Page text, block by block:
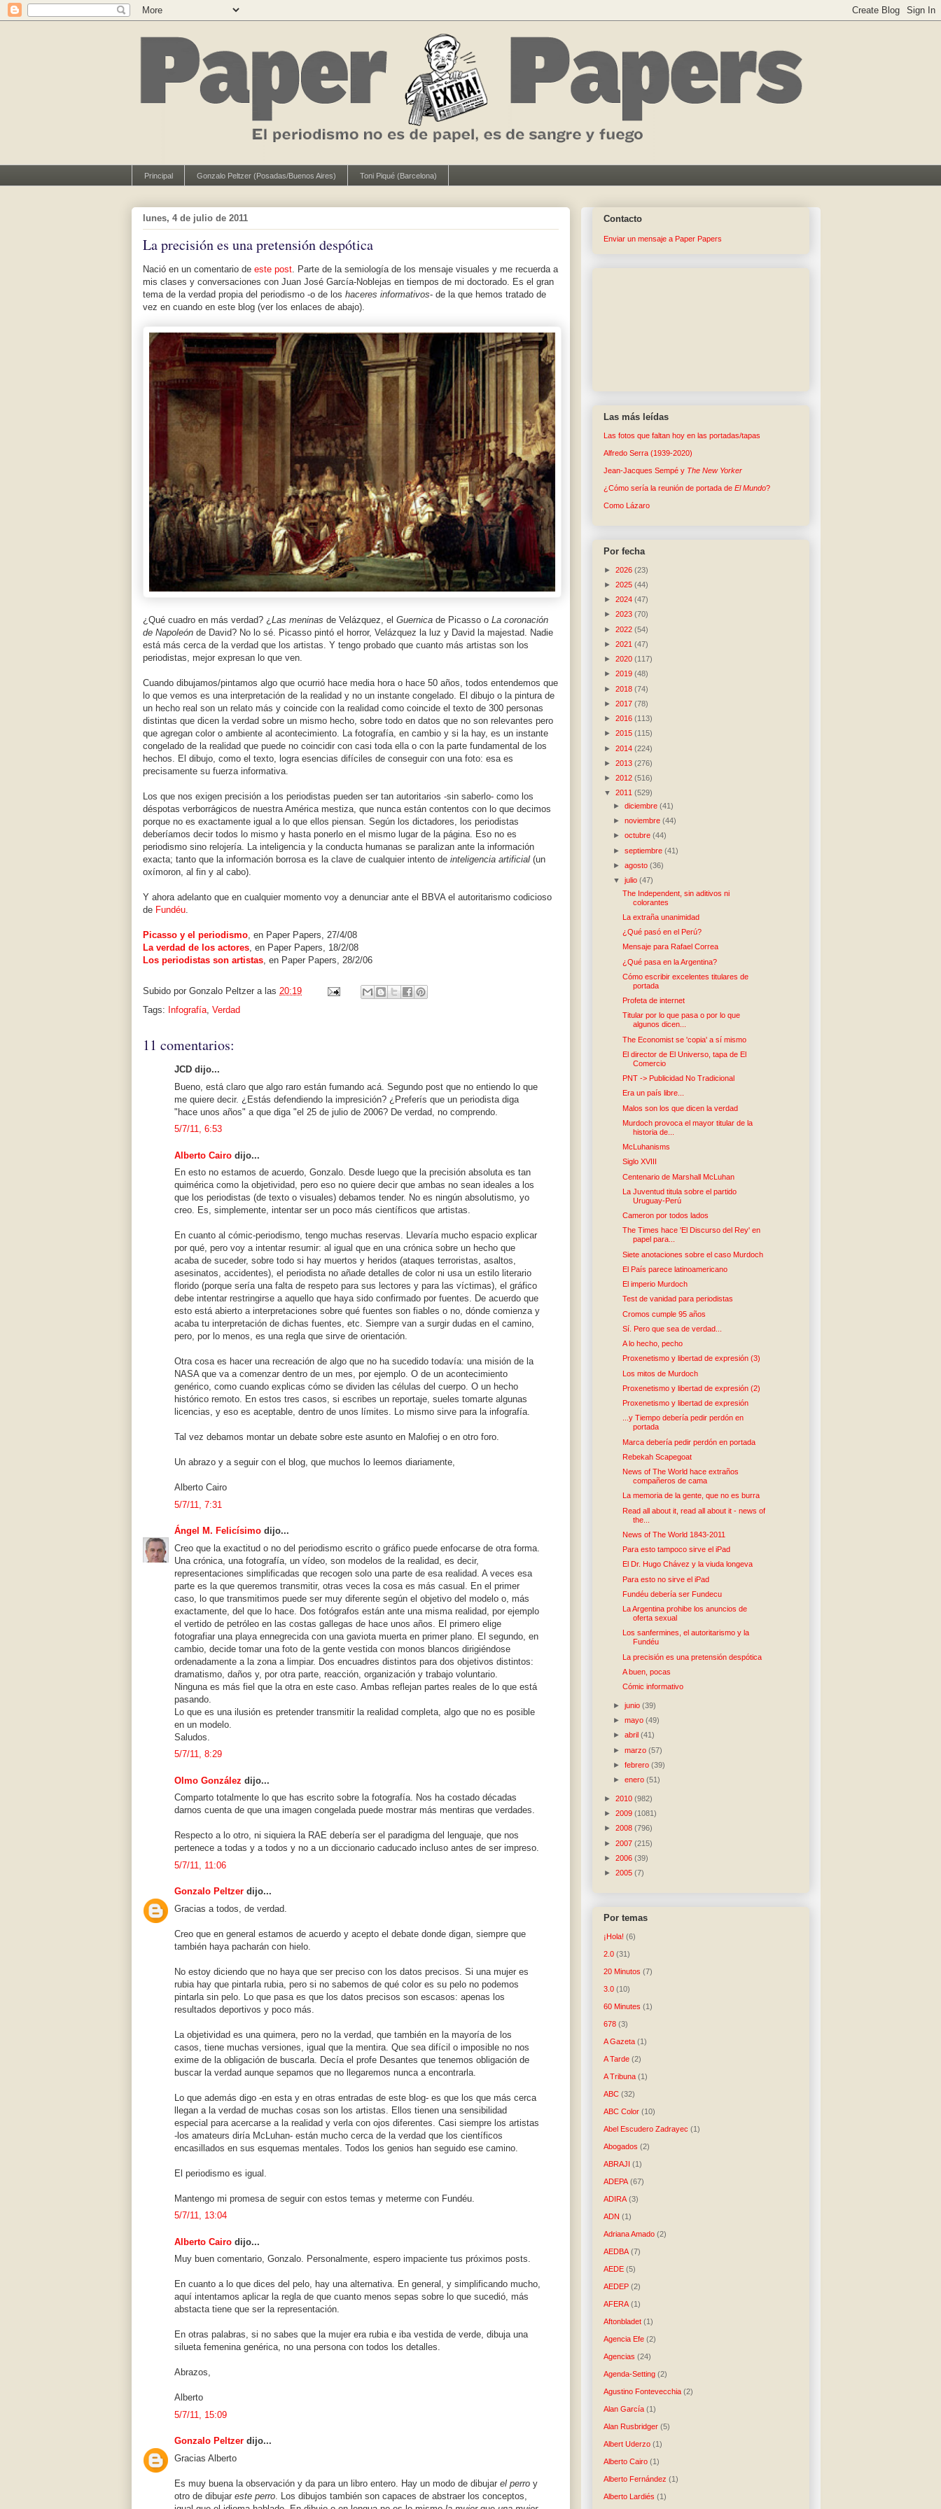
Principal Gonzalo Peltzer (Posadas/Buenos Aires) Toni Piqué (Barcelona)
lunes, 4 de julio de 2011
La precisión es una pretensión despótica
Nació en un comentario de este post. Parte de la semiología de los mensaje visuales y me recuerda a
mis clases y conversaciones con Juan José García-Noblejas en tiempos de mi doctorado. Es el gran
tema de la verdad propia del periodismo -o de los haceres informativos- de la que hemos tratado de
vez en cuando en este blog (ver los enlaces de abajo).
¿Qué cuadro en más verdad? ¿ Las meninas de Velázquez, el Guernica de Picasso o La coronación
de Napoleón de David? No lo sé. Picasso pintó el horror, Velázquez la luz y David la majestad. Nadie
está más cerca de la verdad que los artistas. Y tengo probado que cuanto más artistas son los
periodistas, mejor expresan lo que ven.
Cuando dibujamos/pintamos algo que ocurrió hace media hora o hace 50 años, todos entendemos que
lo que vemos es una interpretación de la realidad y no un instante congelado. El dibujo o la pintura de
un hecho real son un relato más y coincide con la realidad como coincide el texto de 300 personas
distintas que dicen la verdad sobre un mismo hecho, sobre todo en datos que no son relevantes pero
que agregan color o ambiente al acontecimiento. La fotografía, en cambio y si la hay, es un instante
congelado de la realidad que puede no coincidir con casi toda ella o con la parte fundamental de los
hechos. El dibujo, como el texto, logra esencias difíciles de conseguir con una foto: esa es
precisamente su fuerza informativa.
Los que nos exigen precisión a los periodistas pueden ser tan autoritarios -sin saberlo- como los
déspotas verborrágicos de nuestra América mestiza, que nunca están contentos con lo que decimos
porque no es exactamente igual a lo que ellos piensan. Según los dictadores, los periodistas
deberíamos decir todos lo mismo y hasta ponerlo en el mismo lugar de la página. Eso no es
periodismo sino relojería. La inteligencia y la conducta humanas se paralizan ante la información
exacta; tanto que la información borrosa es la clave de cualquier intento de inteligencia artificial (un
oxímoron, al fin y al cabo).
Y ahora adelanto que en cualquier momento voy a denunciar ante el BBVA el autoritarismo codicioso
de Fundéu.
Picasso y el periodismo, en Paper Papers, 27/4/08
La verdad de los actores, en Paper Papers, 18/2/08
Los periodistas son artistas, en Paper Papers, 28/2/06
Subido por Gonzalo Peltzer a las 20:19
Tags: Infografía, Verdad
11 comentarios:
JCD dijo...
Bueno, está claro que algo raro están fumando acá. Segundo post que no entiendo lo que
me quiere decir. ¿Estás defendiendo la impresición? ¿Preferís que un periodista diga
"hace unos años" a que diga "el 25 de julio de 2006? De verdad, no comprendo.
5/7/11, 6:53
Alberto Cairo dijo...
En esto no estamos de acuerdo, Gonzalo. Desde luego que la precisión absoluta es tan
quimérica como la objetividad, pero eso no quiere decir que ambas no sean ideales a los
que los periodistas (de texto o visuales) debamos tender. No es ningún absolutismo, yo
creo. Es, simplemente, intentar ser un poco más científicos que artistas.
En cuanto al cómic-periodismo, tengo muchas reservas. Llevaría mucho espacio explicar
por qué, pero voy a intentar resumir: al igual que en una crónica sobre un hecho que
acaba de suceder, sobre todo si hay muertos y heridos (ataques terroristas, asaltos,
asesinatos, accidentes), el periodista no añade detalles de color ni usa un estilo literario
florido (porque sería una falta de respeto para sus lectores y para las víctimas), el gráfico
debe intentar restringirse a aquello que haya sido confirmado por fuentes. De acuerdo que
esto está abierto a interpretaciones sobre qué fuentes son fiables o no, dónde comienza y
acaba tu interpretación de dichas fuentes, etc. Siempre van a surgir dudas en el camino,
pero, por lo menos, es una regla que sirve de orientación.
Otra cosa es hacer una recreación de algo que no ha sucedido todavía: una misión de la
NASA que va a comenzar dentro de un mes, por ejemplo. O de un acontecimiento
genérico, como cuando explicas cómo se dividen las células del cuerpo. O un hecho
histórico remoto. En estos tres casos, si escribes un reportaje, sueles tomarte algunas
licencias, y eso es aceptable, dentro de unos límites. Lo mismo sirve para la infografía.
Tal vez debamos montar un debate sobre este asunto en Malofiej o en otro foro.
Un abrazo y a seguir con el blog, que muchos lo leemos diariamente,
Alberto Cairo
5/7/11, 7:31
Ángel M. Felicísimo dijo...
Creo que la exactitud o no del periodismo escrito o gráfico puede enfocarse de otra forma.
Una crónica, una fotografía, un vídeo, son modelos de la realidad, es decir,
representaciones simplificadas que recogen solo una parte de esa realidad. A veces esa
parte es la que queremos transmitir, otras veces la cosa es más casual. En el primer
caso, lo que transmitimos puede ser muy diferente según el objetivo del modelo o, más
exactamente, del que lo hace. Dos fotógrafos están ante una misma realidad, por ejemplo
el vertido de petróleo en las costas gallegas de hace unos años. El primero elige
fotografiar una playa ennegrecida con una gaviota muerta en primer plano. El segundo, en
cambio, decide tomar una foto de la gente vestida con monos blancos dirigiéndose
ordenadamente a la zona a limpiar. Dos encuadres distintos para dos objetivos distintos:
dramatismo, daños y, por otra parte, reacción, organización y trabajo voluntario.
Ninguna es más fiel que la otra en este caso. Ambas reflejan partes reales de lo que está
pasando.
Lo que es una ilusión es pretender transmitir la realidad completa, algo que no es posible
en un modelo.
Saludos.
5/7/11, 8:29
Olmo González dijo...
Comparto totalmente lo que has escrito sobre la fotografía. Nos ha costado décadas
darnos cuenta de que una imagen congelada puede mostrar más mentiras que verdades.
Respecto a lo otro, ni siquiera la RAE debería ser el paradigma del lenguaje, que nos
pertenece a todas y a todos y no a un diccionario caducado incluso antes de ser impreso.
5/7/11, 11:06
Gonzalo Peltzer dijo...
Gracias a todos, de verdad.
Creo que en general estamos de acuerdo y acepto el debate donde digan, siempre que
también haya pacharán con hielo.
No estoy diciendo que no haya que ser preciso con los datos precisos. Si una mujer es
rubia hay que pintarla rubia, pero si no sabemos de qué color es su pelo no podemos
pintarla sin pelo. Lo que pasa es que los datos precisos son escasos: apenas los
resultados deportivos y poco más.
La objetividad es una quimera, pero no la verdad, que también en la mayoría de los
casos, tiene muchas versiones, igual que la mentira. Que sea difícil o imposible no nos
exime de la obligación de buscarla. Decía el profe Desantes que tenemos obligación de
buscar la verdad aunque sepamos que no llegaremos nunca a encontrarla.
Lo que además digo -en esta y en otras entradas de este blog- es que los que más cerca
llegan a la verdad de muchas cosas son los artistas. Ellos tienen una sensibilidad
especial para acercarse a la realidad y verla con ojos diferentes. Casi siempre los artistas
-los amateurs diría McLuhan- están mucho cerca de la verdad que los científicos
encasillados en sus esquemas mentales. Todos los genios han seguido ese camino.
El periodismo es igual.
Mantengo mi promesa de seguir con estos temas y meterme con Fundéu.
5/7/11, 13:04
Alberto Cairo dijo...
Muy buen comentario, Gonzalo. Personalmente, espero impaciente tus próximos posts.
En cuanto a lo que dices del pelo, hay una alternativa. En general, y simplificando mucho,
aquí intentamos aplicar la regla de que cuanto menos sepas sobre lo que sucedió, más
abstacta tiene que ser la representación.
En otras palabras, si no sabes que la mujer era rubia e iba vestida de verde, dibuja una
silueta femenina genérica, no una persona con todos los detalles.
Abrazos,
Alberto
5/7/11, 15:09
Gonzalo Peltzer dijo...
Gracias Alberto
Es muy buena la observación y da para un libro entero. Hay un modo de dibujar el perro y
otro de dibujar este perro . Los dibujos también son capaces de abstraer los conceptos,
Contacto
Enviar un mensaje a Paper Papers
Las más leídas
Las fotos que faltan hoy en las portadas/tapas
Alfredo Serra (1939-2020)
Jean-Jacques Sempé y The New Yorker
¿Cómo sería la reunión de portada de El Mundo?
Como Lázaro
Por fecha
► 2026 (23)
► 2025 (44)
► 2024 (47)
► 2023 (70)
► 2022 (54)
► 2021 (47)
► 2020 (117)
► 2019 (48)
► 2018 (74)
► 2017 (78)
► 2016 (113)
► 2015 (115)
► 2014 (224)
► 2013 (276)
► 2012 (516)
▼ 2011 (529)
►diciembre(41)
►noviembre(44)
►octubre(44)
►septiembre(41)
►agosto(36)
▼julio(47)
The Independent, sin aditivos ni
colorantes
La extraña unanimidad
¿Qué pasó en el Perú?
Mensaje para Rafael Correa
¿Qué pasa en la Argentina?
Cómo escribir excelentes titulares de
portada
Profeta de internet
Titular por lo que pasa o por lo que
algunos dicen...
The Economist se 'copia' a sí mismo
El director de El Universo, tapa de El
Comercio
PNT -> Publicidad No Tradicional
Era un país libre...
Malos son los que dicen la verdad
Murdoch provoca el mayor titular de la
historia de...
McLuhanisms
Siglo XVIII
Centenario de Marshall McLuhan
La Juventud titula sobre el partido
Uruguay-Perú
Cameron por todos lados
The Times hace 'El Discurso del Rey' en
papel para...
Siete anotaciones sobre el caso Murdoch
El País parece latinoamericano
El imperio Murdoch
Test de vanidad para periodistas
Cromos cumple 95 años
Sí. Pero que sea de verdad...
A lo hecho, pecho
Proxenetismo y libertad de expresión (3)
Los mitos de Murdoch
Proxenetismo y libertad de expresión (2)
Proxenetismo y libertad de expresión
...y Tiempo debería pedir perdón en
portada
Marca debería pedir perdón en portada
Rebekah Scapegoat
News of The World hace extraños
compañeros de cama
La memoria de la gente, que no es burra
Read all about it, read all about it - news of
the...
News of The World 1843-2011
Para esto tampoco sirve el iPad
El Dr. Hugo Chávez y la viuda longeva
Para esto no sirve el iPad
Fundéu debería ser Fundecu
La Argentina prohibe los anuncios de
oferta sexual
Los sanfermines, el autoritarismo y la
Fundéu
La precisión es una pretensión despótica
A buen, pocas
Cómic informativo
►junio(39)
►mayo(49)
►abril(41)
►marzo(57)
►febrero(39)
►enero(51)
► 2010 (982)
► 2009 (1081)
► 2008 (796)
► 2007 (215)
► 2006 (39)
► 2005 (7)
Por temas
¡Hola! (6)
2.0 (31)
20 Minutos (7)
3.0 (10)
60 Minutes (1)
678 (3)
A Gazeta (1)
A Tarde (2)
A Tribuna (1)
ABC (32)
ABC Color (10)
Abel Escudero Zadrayec (1)
Abogados (2)
ABRAJI (1)
ADEPA (67)
ADIRA (3)
ADN (1)
Adriana Amado (2)
AEDBA (7)
AEDE (5)
AEDEP (2)
AFERA (1)
Aftonbladet (1)
Agencia Efe (2)
Agencias (24)
Agenda-Setting (2)
Agustino Fontevecchia (2)
Alan García (1)
Alan Rusbridger (5)
Albert Uderzo (1)
Alberto Cairo (1)
Alberto Fernández (1)
Alberto Lardiés (1)